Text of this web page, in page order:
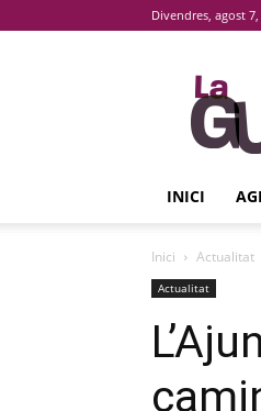
Divendres, agost 7,
INICI
Inici Actualitat
Actualitat